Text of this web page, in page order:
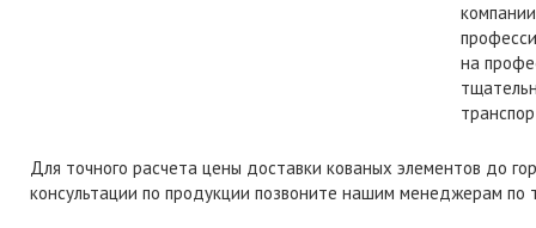
на
Для точного расчета цены доставки кованых элементов до
консультации по продукции позвоните нашим менеджерам